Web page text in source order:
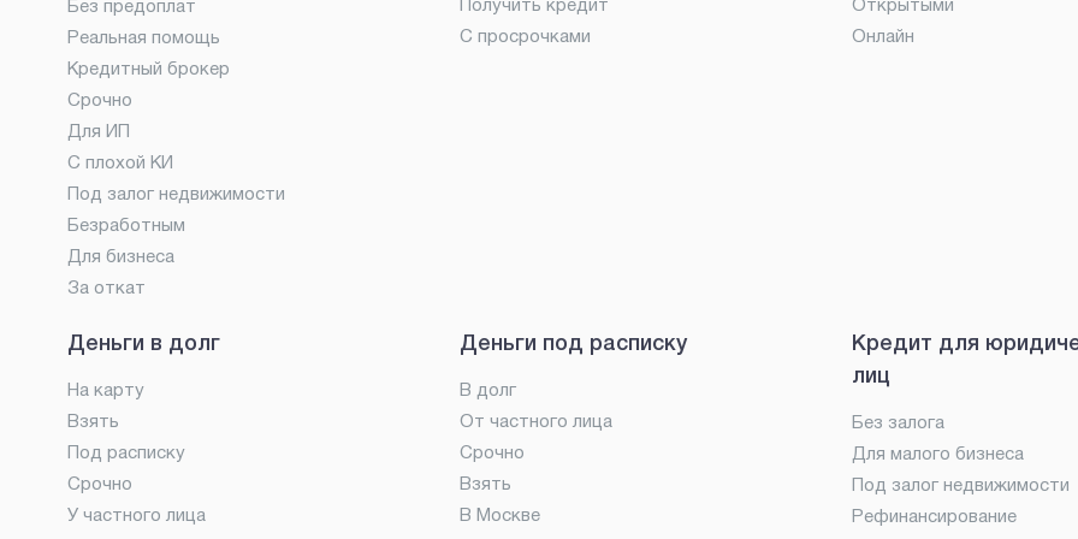
Без предоплат
Реальная помощь
Кредитный брокер
Срочно
Для ИП
С плохой КИ
Под залог недвижимости
Безработным
Для бизнеса
За откат
Получить кредит
С просрочками
Открытыми
Онлайн
Деньги в долг
На карту
Взять
Под расписку
Срочно
У частного лица
Деньги под расписку
В долг
От частного лица
Срочно
Взять
В Москве
Кредит для
лиц
Без залога
Для малого бизнеса
Под залог недвижимости
Рефинансирование